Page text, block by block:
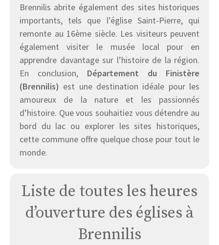
Brennilis abrite également des sites historiques
importants, tels que l’église Saint-Pierre, qui
remonte au 16ème siècle. Les visiteurs peuvent
également visiter le musée local pour en
apprendre davantage sur l’histoire de la région.
En conclusion, Département du Finistère
(Brennilis) est une destination idéale pour les
amoureux de la nature et les passionnés
d’histoire. Que vous souhaitiez vous détendre au
bord du lac ou explorer les sites historiques,
cette commune offre quelque chose pour tout le
monde.
Liste de toutes les heures
d’ouverture des églises à
Brennilis